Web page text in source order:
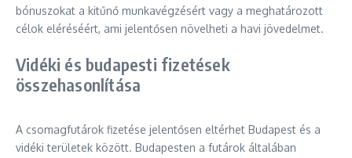
bónuszokat a kitűnő munkavégzésért vagy a meghatározott
célok eléréséért, ami jelentősen növelheti a havi jövedelmet.
Vidéki és budapesti fizetések
összehasonlítása
A csomagfutárok fizetése jelentősen eltérhet Budapest és a
vidéki területek között. Budapesten a futárok általában